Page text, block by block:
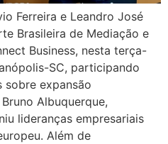
Ferreira e Leandro José
Brasileira de Mediação e
Business, nesta terça-
SC, participando
sobre expansão
Albuquerque,
lideranças empresariais
Além de